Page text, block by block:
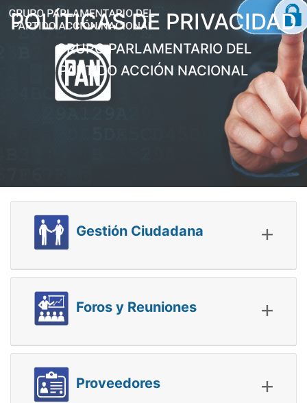
POLÍTICAS DE PRIVACIDAD
GRUPO PARLAMENTARIO DEL
PARTIDO ACCIÓN NACIONAL
Gestión Ciudadana +
Foros y Reuniones +
Proveedores +